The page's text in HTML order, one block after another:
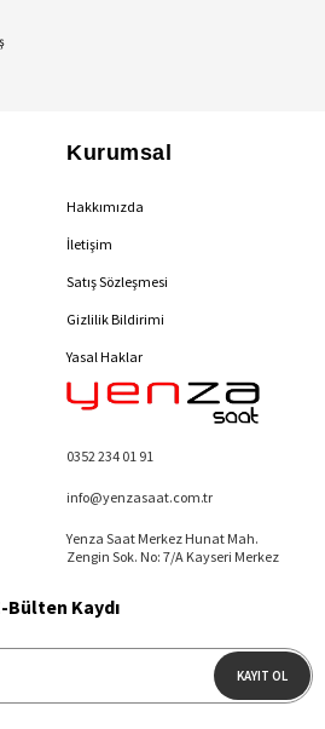
Kurumsal
Hakkımızda
İletişim
Satış Sözleşmesi
Gizlilik Bildirimi
Yasal Haklar
0352 234 01 91
info@yenzasaat.com.tr
Yenza Saat Merkez Hunat Mah.
Zengin Sok. No: 7/A Kayseri Merkez
Bülten Kaydı
KAYIT OL